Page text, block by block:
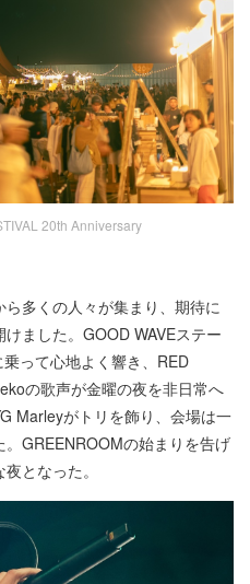
20th Anniversary
多くの人々が集まり、期待に
ました。GOOD WAVEステー
って心地よく響き、RED
の歌声が金曜の夜を非日常へ
Marleyがトリを飾り、会場は一
GREENROOMの始まりを告げ
となった。